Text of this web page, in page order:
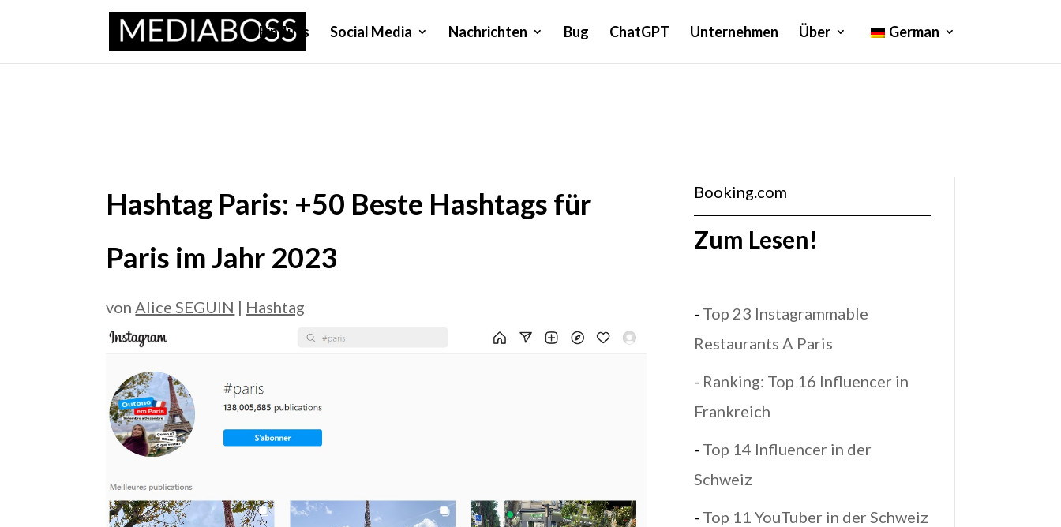
Einfluss Social Media Nachrichten Bug ChatGPT Unternehmen Über German
Hashtag Paris: +50 Beste Hashtags für
Paris im Jahr 2023
vonAlice SEGUIN | Hashtag
Booking.com
Zum Lesen!
- Top 23 Instagrammable
Restaurants A Paris
- Ranking: Top 16 Influencer in
Frankreich
- Top 14 Influencer in der
Schweiz
- Top 11 YouTuber in der Schweiz